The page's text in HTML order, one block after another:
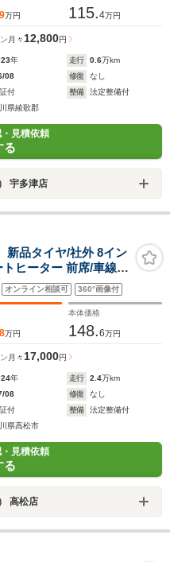
9万円 115.4万円
月々 12,800円
年 走行 0.6万km
08 修復
なし
付 整備
法定整備付
県綾歌郡
見積依頼
る
宇多津店
品タイヤ/社外 8イン
ヒーター 前席/車線逸
LED/USBジャッ
グストップ
オンライン相談可 360°画像付
8万円
本体価格
148.6万円
月々 17,000円
年 走行 2.4万km
08 修復
なし
付 整備
法定整備付
県高松市
見積依頼
る
高松店